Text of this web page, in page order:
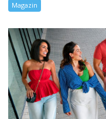
Magazin